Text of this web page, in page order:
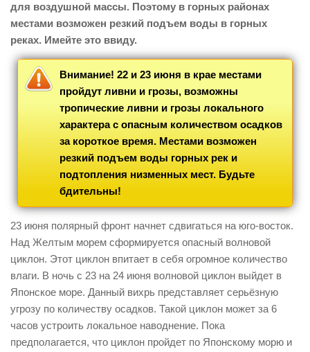
для воздушной массы. Поэтому в горных районах
местами возможен резкий подъем воды в горных
реках. Имейте это ввиду.
Внимание! 22 и 23 июня в крае местами
пройдут ливни и грозы, возможны
тропические ливни и грозы локального
характера с опасным количеством осадков
за короткое время. Местами возможен
резкий подъем воды горных рек и
подтопления низменных мест. Будьте
бдительны!
23 июня полярный фронт начнет сдвигаться на юго-восток.
Над Желтым морем сформируется опасный волновой
циклон. Этот циклон впитает в себя огромное количество
влаги. В ночь с 23 на 24 июня волновой циклон выйдет в
Японское море. Данный вихрь представляет серьёзную
угрозу по количеству осадков. Такой циклон может за 6
часов устроить локальное наводнение. Пока
предполагается, что циклон пройдет по Японскому морю и